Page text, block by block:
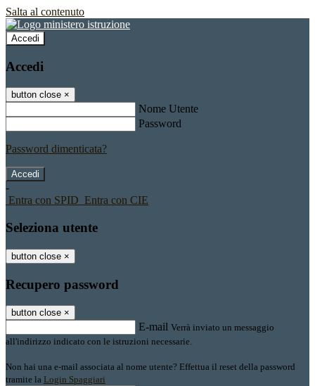
Salta al contenuto
Accedi
Accedi
button close ×
Nome Utente
Password
Password dimenticata?
-
Entra con SPID Entra con CIE
Seleziona utente
button close ×
Recupero password
button close ×
E-mail Verrà inviato un messaggio
all'indirizzo indicato con le istruzioni necessarie.
Non hai una e-mail associata al nome utente? Effettua il reset della password
tramite la Login Spaggiari